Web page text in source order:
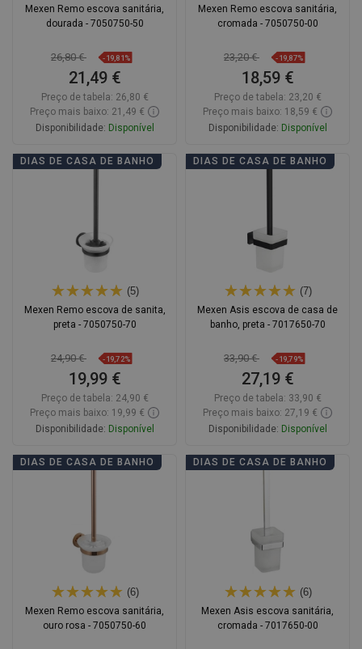
Mexen Remo escova sanitária,
dourada - 7050750-50
26,80 € -19,81%
21,49 €
Preço de tabela: 26,80 €
Preço mais baixo: 21,49 €
Disponibilidade: Disponível
Adicionar
Mexen Remo escova sanitária,
cromada - 7050750-00
23,20 € -19,87%
18,59 €
Preço de tabela: 23,20 €
Preço mais baixo: 18,59 €
Disponibilidade: Disponível
Adicionar
DIAS DE CASA DE BANHO
(5)
Mexen Remo escova de sanita,
preta - 7050750-70
24,90 € -19,72%
19,99 €
Preço de tabela: 24,90 €
Preço mais baixo: 19,99 €
Disponibilidade: Disponível
Adicionar
DIAS DE CASA DE BANHO
(7)
Mexen Asis escova de casa de
banho, preta - 7017650-70
33,90 € -19,79%
27,19 €
Preço de tabela: 33,90 €
Preço mais baixo: 27,19 €
Disponibilidade: Disponível
Adicionar
DIAS DE CASA DE BANHO
(6)
Mexen Remo escova sanitária,
ouro rosa - 7050750-60
DIAS DE CASA DE BANHO
(6)
Mexen Asis escova sanitária,
cromada - 7017650-00